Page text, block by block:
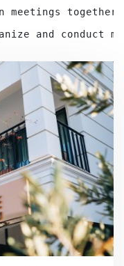
meetings
and conduct